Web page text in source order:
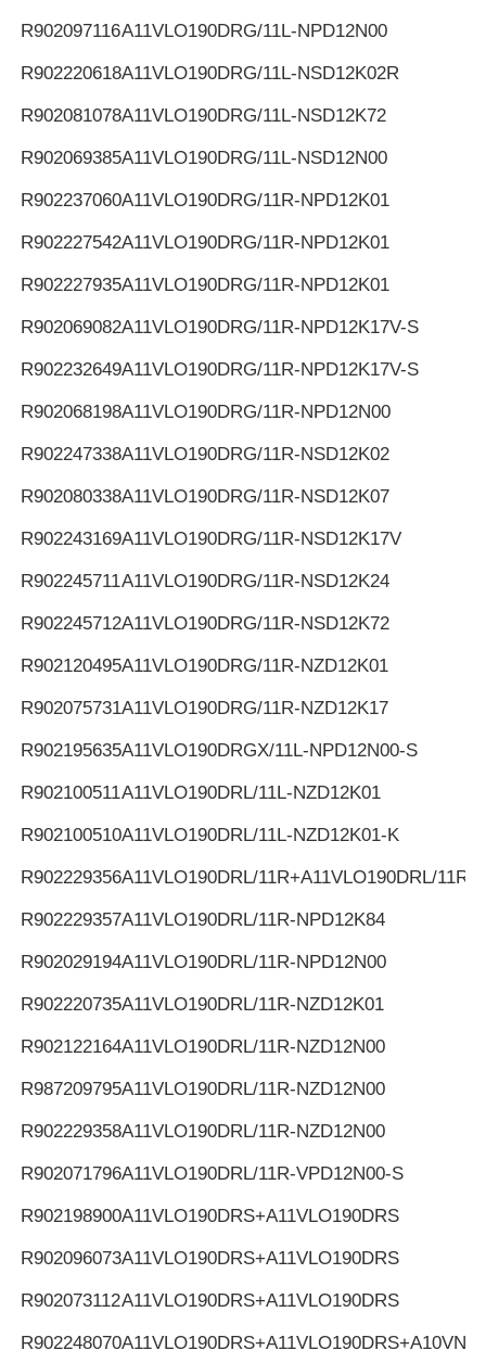
R902097116A11VLO190DRG/11L-NPD12N00
R902220618A11VLO190DRG/11L-NSD12K02R
R902081078A11VLO190DRG/11L-NSD12K72
R902069385A11VLO190DRG/11L-NSD12N00
R902237060A11VLO190DRG/11R-NPD12K01
R902227542A11VLO190DRG/11R-NPD12K01
R902227935A11VLO190DRG/11R-NPD12K01
R902069082A11VLO190DRG/11R-NPD12K17V-S
R902232649A11VLO190DRG/11R-NPD12K17V-S
R902068198A11VLO190DRG/11R-NPD12N00
R902247338A11VLO190DRG/11R-NSD12K02
R902080338A11VLO190DRG/11R-NSD12K07
R902243169A11VLO190DRG/11R-NSD12K17V
R902245711A11VLO190DRG/11R-NSD12K24
R902245712A11VLO190DRG/11R-NSD12K72
R902120495A11VLO190DRG/11R-NZD12K01
R902075731A11VLO190DRG/11R-NZD12K17
R902195635A11VLO190DRGX/11L-NPD12N00-S
R902100511A11VLO190DRL/11L-NZD12K01
R902100510A11VLO190DRL/11L-NZD12K01-K
R902229356A11VLO190DRL/11R+A11VLO190DRL/11R
R902229357A11VLO190DRL/11R-NPD12K84
R902029194A11VLO190DRL/11R-NPD12N00
R902220735A11VLO190DRL/11R-NZD12K01
R902122164A11VLO190DRL/11R-NZD12N00
R987209795A11VLO190DRL/11R-NZD12N00
R902229358A11VLO190DRL/11R-NZD12N00
R902071796A11VLO190DRL/11R-VPD12N00-S
R902198900A11VLO190DRS+A11VLO190DRS
R902096073A11VLO190DRS+A11VLO190DRS
R902073112A11VLO190DRS+A11VLO190DRS
R902248070